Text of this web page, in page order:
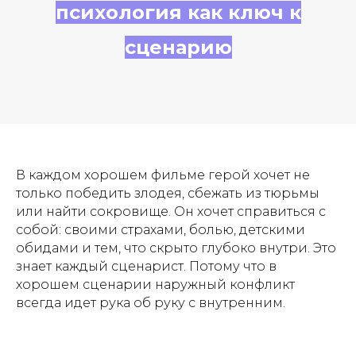
психология как ключ к
сценарию
В каждом хорошем фильме герой хочет не
только победить злодея, сбежать из тюрьмы
или найти сокровище. Он хочет справиться с
собой: своими страхами, болью, детскими
обидами и тем, что скрыто глубоко внутри. Это
знает каждый сценарист. Потому что в
хорошем сценарии наружный конфликт
всегда идет рука об руку с внутренним.